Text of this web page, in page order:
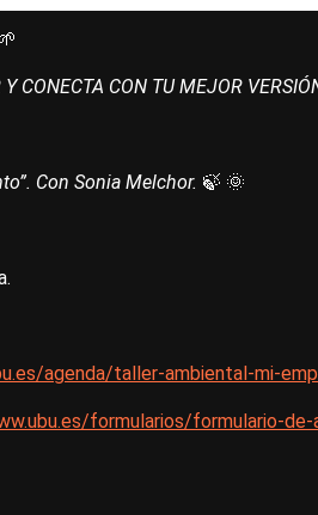
Y CONECTA CON TU MEJOR
Con Sonia Melchor. 🍃 🌞
agenda/taller-ambiental-mi-
formularios/formulario-